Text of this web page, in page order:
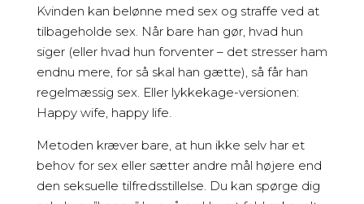
Kvinden kan belønne med sex og straffe ved at
tilbageholde sex. Når bare han gør, hvad hun
siger (eller hvad hun forventer – det stresser ham
endnu mere, for så skal han gætte), så får han
regelmæssig sex. Eller lykkekage-versionen:
Happy wife, happy life.
Metoden kræver bare, at hun ikke selv har et
behov for sex eller sætter andre mål højere end
den seksuelle tilfredsstillelse. Du kan spørge dig